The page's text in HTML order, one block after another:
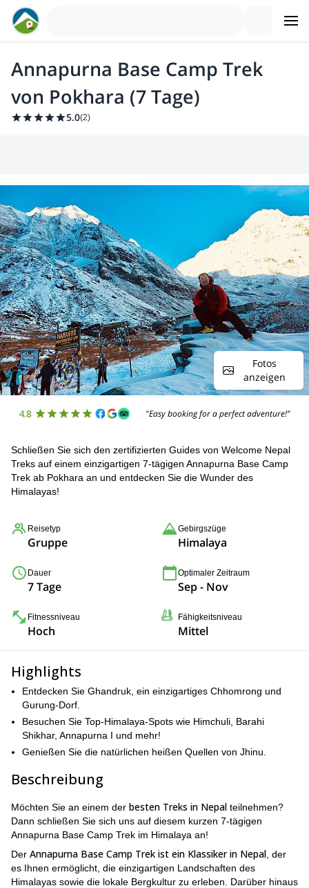
Annapurna Base Camp Trek
von Pokhara (7 Tage)
5.0(2)
Fotos
anzeigen
4.8 "Easy booking for a perfect adventure!"
Schließen Sie sich den zertifizierten Guides von Welcome Nepal
Treks auf einem einzigartigen 7-tägigen Annapurna Base Camp
Trek ab Pokhara an und entdecken Sie die Wunder des
Himalayas!
Reisetyp
Gruppe
Gebirgszüge
Himalaya
Dauer
7 Tage
Optimaler Zeitraum
Sep - Nov
Fitnessniveau
Hoch
Fähigkeitsniveau
Mittel
Highlights
Entdecken Sie Ghandruk, ein einzigartiges Chhomrong und
Gurung-Dorf.
Besuchen Sie Top-Himalaya-Spots wie Himchuli, Barahi
Shikhar, Annapurna I und mehr!
Genießen Sie die natürlichen heißen Quellen von Jhinu.
Beschreibung
Möchten Sie an einem der besten Treks in Nepal teilnehmen?
Dann schließen Sie sich uns auf diesem kurzen 7-tägigen
Annapurna Base Camp Trek im Himalaya an!
Der Annapurna Base Camp Trek ist ein Klassiker in Nepal , der
es Ihnen ermöglicht, die einzigartigen Landschaften des
Himalayas sowie die lokale Bergkultur zu erleben. Darüber hinaus